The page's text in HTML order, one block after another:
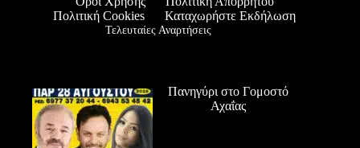
Πολιτική Cookies
Καταχωρήστε Εκδήλωση
Τελευταίες Αναρτήσεις
Πανηγύρι στο Γομοστό
Αχαΐας